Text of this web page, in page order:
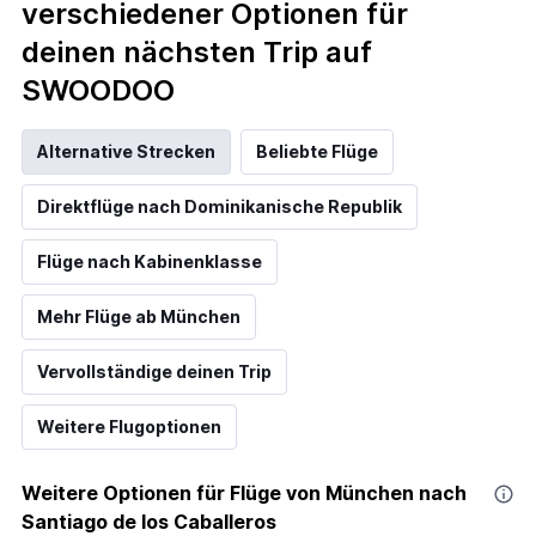
verschiedener Optionen für
deinen nächsten Trip auf
SWOODOO
Alternative Strecken Beliebte Flüge
Direktflüge nach Dominikanische Republik
Flüge nach Kabinenklasse
Mehr Flüge ab München
Vervollständige deinen Trip
Weitere Flugoptionen
Weitere Optionen für Flüge von München nach
Santiago de los Caballeros